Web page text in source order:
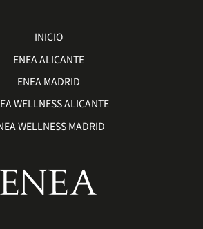
INICIO
ENEA ALICANTE
ENEA MADRID
WELLNESS ALICANTE
WELLNESS MADRID